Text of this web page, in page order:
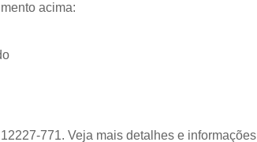
acima:
771. Veja mais detalhes e informações